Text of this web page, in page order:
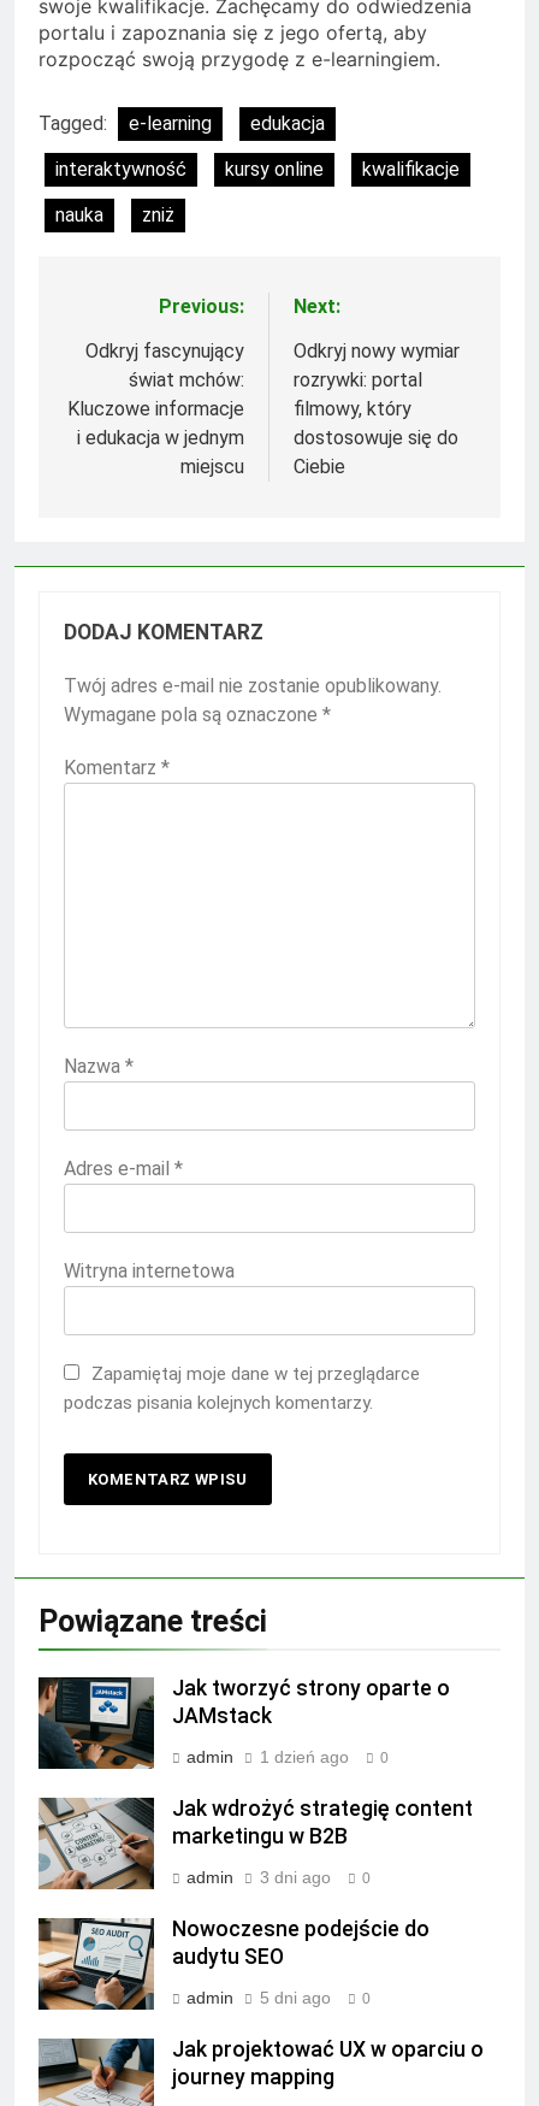
swoje kwalifikacje. Zachęcamy do odwiedzenia
portalu i zapoznania się z jego ofertą, aby
rozpocząć swoją przygodę z e-learningiem.
Tagged: e-learning
edukacja
interaktywność
kursy online
kwalifikacje
nauka
zniż
Nawigacja
wpisu
Previous:
Odkryj fascynujący
świat mchów:
Kluczowe informacje
i edukacja w jednym
miejscu
Next:
Odkryj nowy wymiar
rozrywki: portal
filmowy, który
dostosowuje się do
Ciebie
DODAJ KOMENTARZ
Twój adres e-mail nie zostanie opublikowany.
Wymagane pola są oznaczone *
Komentarz *
Nazwa *
Adres e-mail *
Witryna internetowa
Zapamiętaj moje dane w tej przeglądarce
podczas pisania kolejnych komentarzy.
Powiązane treści
Jak tworzyć strony oparte o
JAMstack
admin 1 dzień ago 0
Jak wdrożyć strategię content
marketingu w B2B
admin 3 dni ago 0
Nowoczesne podejście do
audytu SEO
admin 5 dni ago 0
Jak projektować UX w oparciu o
journey mapping